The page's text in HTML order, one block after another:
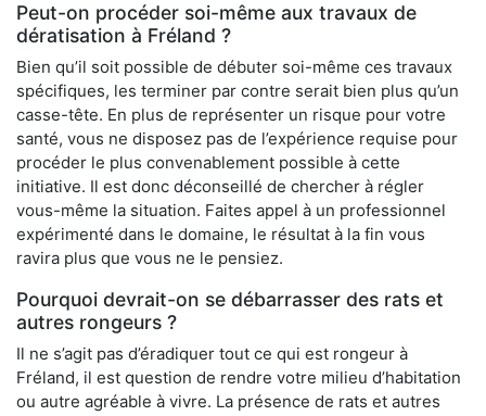
Peut-on procéder soi-même aux travaux de
dératisation à Fréland ?
Bien qu’il soit possible de débuter soi-même ces travaux
spécifiques, les terminer par contre serait bien plus qu’un
casse-tête. En plus de représenter un risque pour votre
santé, vous ne disposez pas de l’expérience requise pour
procéder le plus convenablement possible à cette
initiative. Il est donc déconseillé de chercher à régler
vous-même la situation. Faites appel à un professionnel
expérimenté dans le domaine, le résultat à la fin vous
ravira plus que vous ne le pensiez.
Pourquoi devrait-on se débarrasser des rats et
autres rongeurs ?
Il ne s’agit pas d’éradiquer tout ce qui est rongeur à
Fréland, il est question de rendre votre milieu d’habitation
ou autre agréable à vivre. La présence de rats et autres